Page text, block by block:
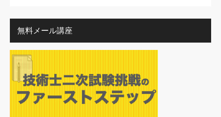
無料メール講座